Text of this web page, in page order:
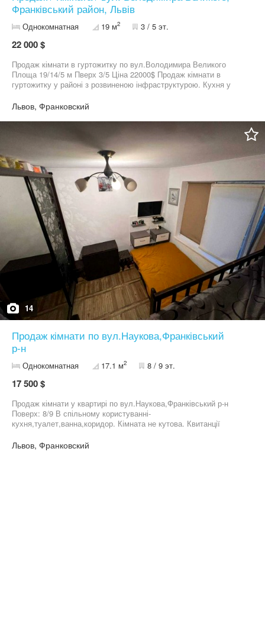
Франківський район, Львів
Однокомнатная 19 м2 3 / 5 эт.
22 000 $
Продаж кімнати в гуртожитку по вул.Володимира Великого
Площа 19/14/5 м Пверх 3/5 Ціна 22000$ Продаж кімнати в
гуртожитку у районі з розвиненою інфраструктурою. Кухня у
можливість облаштувати душ безпосередньо у кімнаті. Зручна
локація: поруч магазини, транспорт, усе необхідне для
комфортного проживання. Доступний варіант для проживання
або інвестиції — телефонуйте для
Львов, Франковский
14
Продаж кімнати по вул.Наукова,Франківський
р-н
Однокомнатная 17.1 м2 8 / 9 эт.
17 500 $
Продаж кімнати у квартирі по вул.Наукова,Франківський р-н
Поверх: 8/9 В спільному користуванні-
кухня,туалет,ванна,коридор. Кімната не кутова. Квитанції
локація,розвинута інфраструктура-дитячий
майданчик,школа,садочок,ліцей,ТЦ Вікторія Гарденс,багато
Львов, Франковский